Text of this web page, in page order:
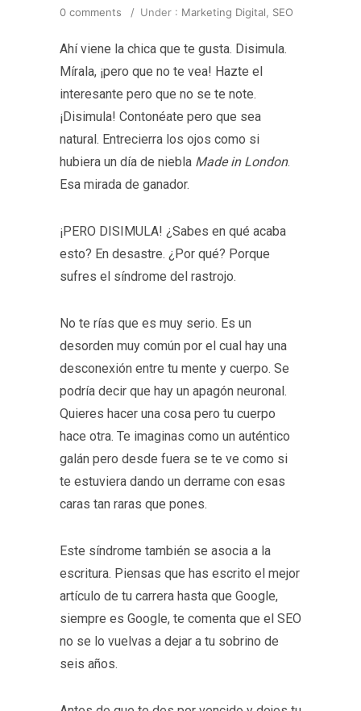
0 comments
/ Under : Marketing Digital SEO
Ahí viene la chica que te gusta. Disimula.
Mírala, ¡pero que no te vea! Hazte el
interesante pero que no se te note.
¡Disimula! Contonéate pero que sea
natural. Entrecierra los ojos como si
hubiera un día de niebla Made in London.
Esa mirada de ganador.
¡PERO DISIMULA! ¿Sabes en qué acaba
esto? En desastre. ¿Por qué? Porque
sufres el síndrome del rastrojo.
No te rías que es muy serio. Es un
desorden muy común por el cual hay una
desconexión entre tu mente y cuerpo. Se
podría decir que hay un apagón neuronal.
Quieres hacer una cosa pero tu cuerpo
hace otra. Te imaginas como un auténtico
galán pero desde fuera se te ve como si
te estuviera dando un derrame con esas
caras tan raras que pones.
Este síndrome también se asocia a la
escritura. Piensas que has escrito el mejor
artículo de tu carrera hasta que Google,
siempre es Google, te comenta que el SEO
no se lo vuelvas a dejar a tu sobrino de
seis años.